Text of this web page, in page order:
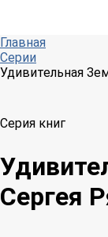
Главная
Серии
Удивительная
Серия книг
Сергея